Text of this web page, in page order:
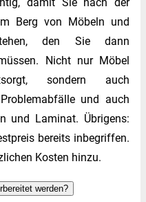
Berg von Möbeln und
den Sie dann
Nicht nur Möbel
sondern auch
und auch
und Laminat. Übrigens:
bereits inbegriffen.
Kosten hinzu.
werden?